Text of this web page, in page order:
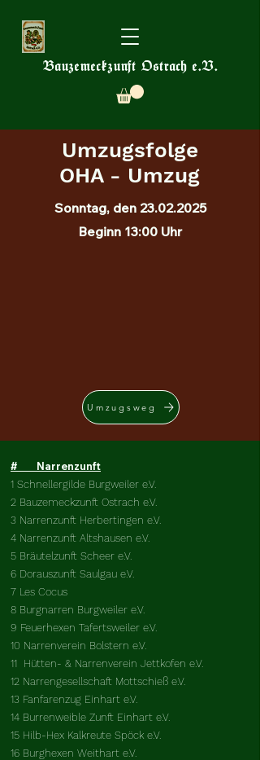
Bauzemeckzunft Ostrach e.V.
Umzugsfolge
OHA - Umzug
Sonntag, den 23.02.2025
Beginn 13:00 Uhr
Umzugsweg
# Narrenzunft
1 Schnellergilde Burgweiler e.V.
2 Bauzemeckzunft Ostrach e.V.
3 Narrenzunft Herbertingen e.V.
4 Narrenzunft Altshausen e.V.
5 Bräutelzunft Scheer e.V.
6 Dorauszunft Saulgau e.V.
7 Les Cocus
8 Burgnarren Burgweiler e.V.
9 Feuerhexen Tafertsweiler e.V.
10 Narrenverein Bolstern e.V.
11 Hütten- & Narrenverein Jettkofen e.V.
12 Narrengesellschaft Mottschieß e.V.
13 Fanfarenzug Einhart e.V.
14 Burrenweible Zunft Einhart e.V.
15 Hilb-Hex Kalkreute Spöck e.V.
16 Burghexen Weithart e.V.